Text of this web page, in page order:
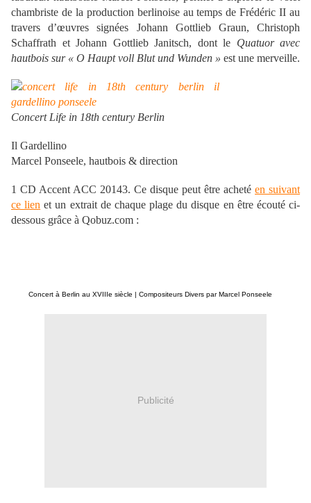
chambriste de la production berlinoise au temps de Frédéric II au
travers d’œuvres signées Johann Gottlieb Graun, Christoph
Schaffrath et Johann Gottlieb Janitsch, dont le Quatuor avec
hautbois sur « O Haupt voll Blut und Wunden » est une merveille.
Concert Life in 18th century Berlin
Il Gardellino
Marcel Ponseele, hautbois & direction
1 CD Accent ACC 20143. Ce disque peut être acheté en suivant
ce lien et un extrait de chaque plage du disque en être écouté ci-
dessous grâce à Qobuz.com :
Concert à Berlin au XVIIIe siècle | Compositeurs Divers par Marcel Ponseele
Publicité